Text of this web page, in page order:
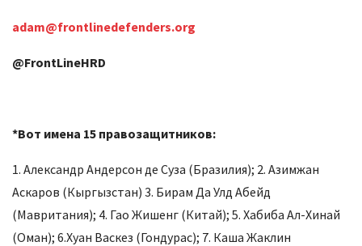
adam@frontlinedefenders.org
@FrontLineHRD
*Вот имена 15 правозащитников:
1. Александр Андерсон де Суза (Бразилия); 2. Азимжан
Аскаров (Кыргызстан) 3. Бирам Да Улд Абейд
(Мавритания); 4. Гао Жишенг (Китай); 5. Хабиба Ал-Хинай
(Оман); 6.Хуан Васкез (Гондурас); 7. Каша Жаклин